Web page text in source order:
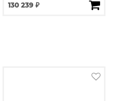
130 239 ₽